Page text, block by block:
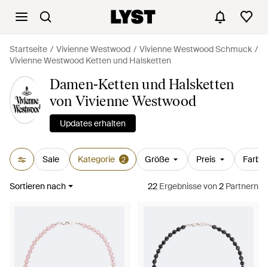
Startseite Vivienne Westwood
Vivienne Westwood Schmuck
Vivienne Westwood Ketten und Halsketten
Damen-Ketten und Halsketten
von Vivienne Westwood
Updates erhalten
Sale Kategorie 2 Größe Preis Farbe
Sortieren nach 22 Ergebnissevon2 Partnern